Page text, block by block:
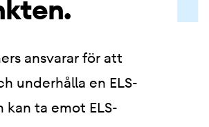
ansvarar för att
underhålla en ELS-
kan ta emot ELS-